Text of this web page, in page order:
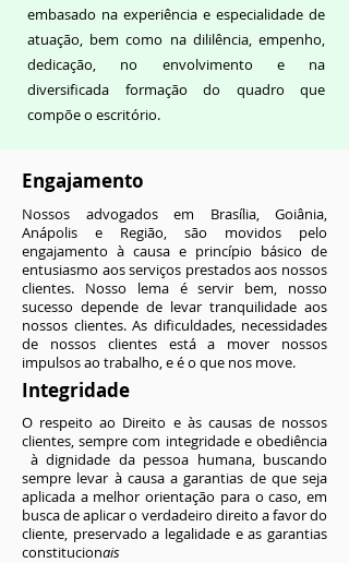
embasado na experiência e especialidade de
atuação, bem como na dililência, empenho,
dedicação, no envolvimento e na
diversificada formação do quadro que
compõe o escritório.
Engajamento
Nossos advogados em Brasília, Goiânia,
Anápolis e Região, são movidos pelo
engajamento à causa e princípio básico de
entusiasmo aos serviços prestados aos nossos
clientes. Nosso lema é servir bem, nosso
sucesso depende de levar tranquilidade aos
nossos clientes. As dificuldades, necessidades
de nossos clientes está a mover nossos
impulsos ao trabalho, e é o que nos move.
Integridade
O respeito ao Direito e às causas de nossos
clientes, sempre com integridade e obediência
à dignidade da pessoa humana, buscando
sempre levar à causa a garantias de que seja
aplicada a melhor orientação para o caso, em
busca de aplicar o verdadeiro direito a favor do
cliente, preservado a legalidade e as garantias
constitucionais